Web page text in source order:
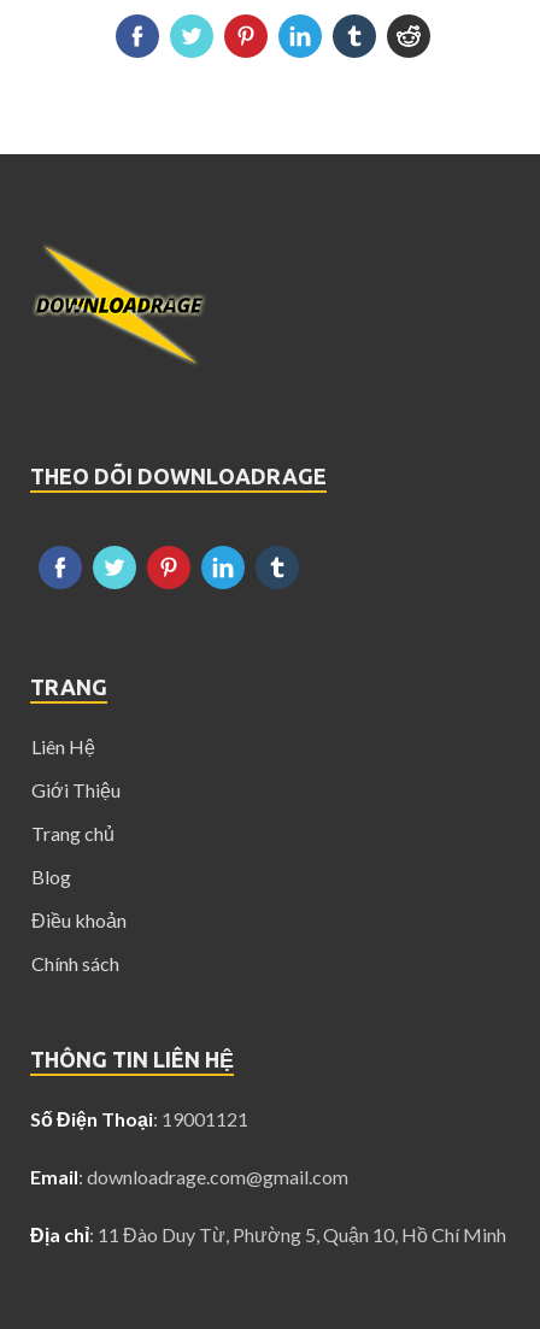
THEO DÕI DOWNLOADRAGE
TRANG
Liên Hệ
Giới Thiệu
Trang chủ
Blog
Điều khoản
Chính sách
THÔNG TIN LIÊN HỆ
Số Điện Thoại: 19001121
Email: downloadrage.com@gmail.com
Địa chỉ: 11 Đào Duy Từ, Phường 5, Quận 10, Hồ Chí Minh